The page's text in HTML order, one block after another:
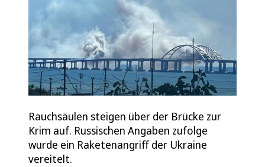
Rauchsäulen steigen über der Brücke zur
Krim auf. Russischen Angaben zufolge
wurde ein Raketenangriff der Ukraine
vereitelt.